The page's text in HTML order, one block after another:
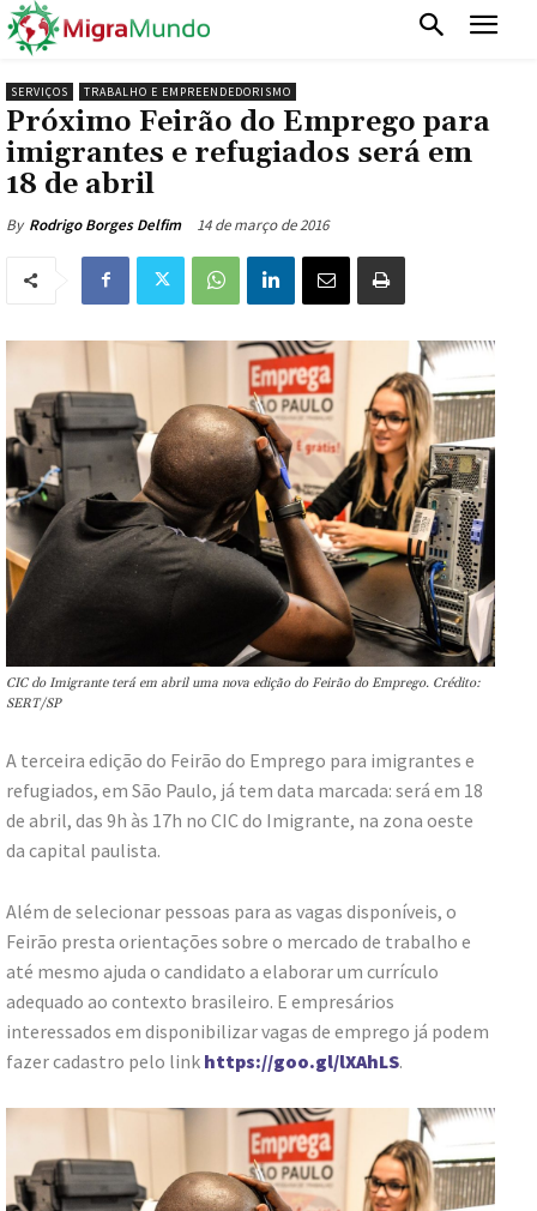
SERVIÇOS TRABALHO E EMPREENDEDORISMO
Próximo Feirão do Emprego para
imigrantes e refugiados será em
18 de abril
By Rodrigo Borges Delfim 14 de março de 2016
CIC do Imigrante terá em abril uma nova edição do Feirão do Emprego. Crédito:
SERT/SP
A terceira edição do Feirão do Emprego para imigrantes e
refugiados, em São Paulo, já tem data marcada: será em 18
de abril, das 9h às 17h no CIC do Imigrante, na zona oeste
da capital paulista.
Além de selecionar pessoas para as vagas disponíveis, o
Feirão presta orientações sobre o mercado de trabalho e
até mesmo ajuda o candidato a elaborar um currículo
adequado ao contexto brasileiro. E empresários
interessados em disponibilizar vagas de emprego já podem
fazer cadastro pelo link https://goo.gl/lXAhLS.